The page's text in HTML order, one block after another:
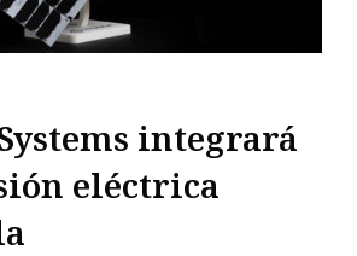
integrará
eléctrica